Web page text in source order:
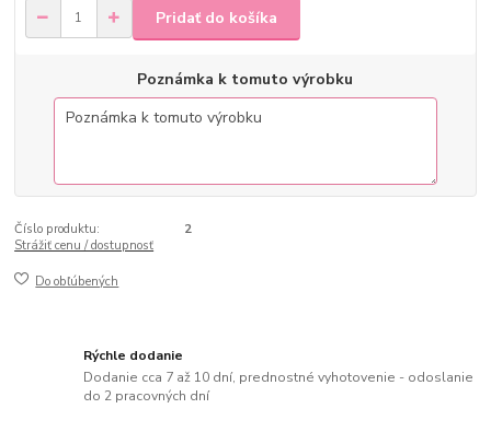
Pridať do košíka
Poznámka k tomuto výrobku
Číslo produktu:
2
Strážiť cenu / dostupnosť
Do obľúbených
Rýchle dodanie
Dodanie cca 7 až 10 dní, prednostné vyhotovenie - odoslanie
do 2 pracovných dní